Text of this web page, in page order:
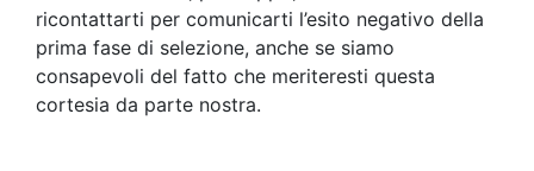
ricontattarti per comunicarti l’esito negativo della
prima fase di selezione, anche se siamo
consapevoli del fatto che meriteresti questa
cortesia da parte nostra.